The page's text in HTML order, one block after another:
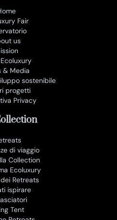
Fair
us
& Media
sostenibile
progetti
Privacy
di viaggio
Collection
Ecoluxury
Retreats
ispirare
Tent